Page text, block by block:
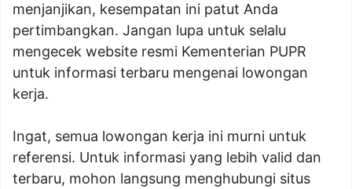
menjanjikan, kesempatan ini patut Anda
pertimbangkan. Jangan lupa untuk selalu
mengecek website resmi Kementerian PUPR
untuk informasi terbaru mengenai lowongan
kerja.
Ingat, semua lowongan kerja ini murni untuk
referensi. Untuk informasi yang lebih valid dan
terbaru, mohon langsung menghubungi situs